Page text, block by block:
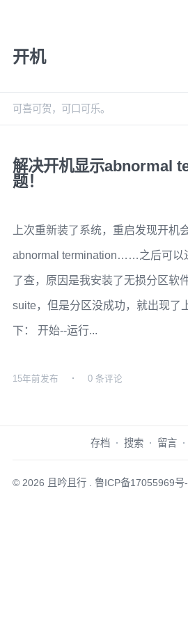
开机
可喜可贺，可口可乐。
解决开机显示abnormal
题！
上次重新装了系统，重启发现开机
abnormal termination……之后可以
了查，原因是我安装了无损分区软
suite，但是分区没成功，就出现了
下： 开始--运行...
15年前发布 0 条评论
存档 搜索 留言
© 2026 且吟且行 . 鲁ICP备17055969号